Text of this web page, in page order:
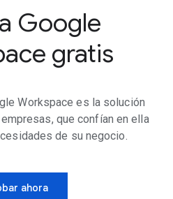
Google
gratis
Workspace es la solución
que confían en ella
de su negocio.
ahora